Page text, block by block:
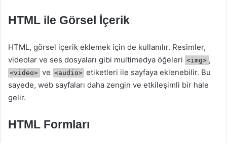
HTML ile Görsel İçerik
HTML, görsel içerik eklemek için de kullanılır. Resimler,
videolar ve ses dosyaları gibi multimedya öğeleri <img> ,
<video> ve <audio> etiketleri ile sayfaya eklenebilir. Bu
sayede, web sayfaları daha zengin ve etkileşimli bir hale
gelir.
HTML Formları